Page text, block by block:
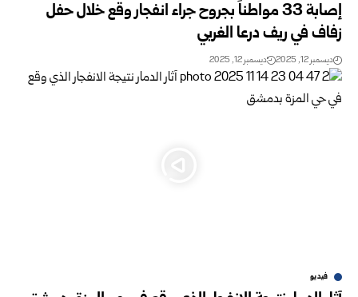
إصابة 33 مواطناً بجروح جراء انفجار وقع خلال حفل
زفاف في ريف درعا الغربي
ديسمبر 12, 2025 ديسمبر 12, 2025
فيديو